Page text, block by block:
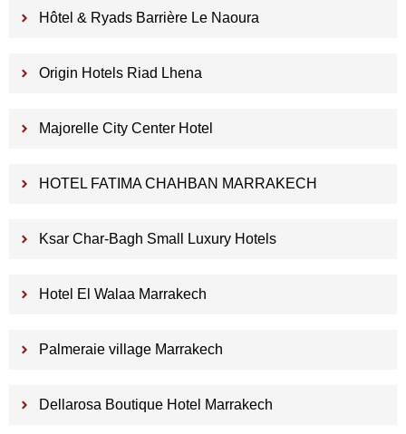
Hôtel & Ryads Barrière Le Naoura
Origin Hotels Riad Lhena
Majorelle City Center Hotel
HOTEL FATIMA CHAHBAN MARRAKECH
Ksar Char-Bagh Small Luxury Hotels
Hotel El Walaa Marrakech
Palmeraie village Marrakech
Dellarosa Boutique Hotel Marrakech